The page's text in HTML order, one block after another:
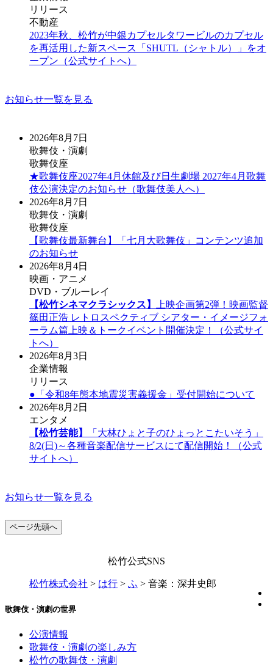
リリース
不動産
2023年秋、松竹が中銀カプセルタワービルのカプセル
を再活用した新スペース「SHUTL（シャトル）」をオ
ープン（公式サイトへ）
お知らせ一覧を見る
2026年8月7日
歌舞伎・演劇
歌舞伎座
★歌舞伎座2027年4月休館及び日生劇場 2027年4月歌舞
伎公演決定のお知らせ（歌舞伎美人へ）
2026年8月7日
歌舞伎・演劇
歌舞伎座
【歌舞伎最新舞台】「七月大歌舞伎」コンテンツ追加
のお知らせ
2026年8月4日
映画・アニメ
DVD・ブルーレイ
【松竹シネマクラシックス】
上映企画第2弾！映画監督
篠田正浩 レトロスペクティブ シアター・イメージフォ
ーラム篇上映＆トークイベント開催決定！（公式サイ
トへ）
2026年8月3日
企業情報
リリース
●「令和8年熊本地震災害義援金」受付開始について
2026年8月2日
エンタメ
【松竹芸能】
「大林ひょと子のひょっとこたいそう」
8/2(日)～各種音楽配信サービスにて配信開始！（公式
サイトへ）
お知らせ一覧を見る
ページ先頭へ
松竹公式SNS
松竹株式会社 > は行 > ふ > 音楽：深井史郎
歌舞伎・演劇の世界
公演情報
歌舞伎・演劇の楽しみ方
松竹の歌舞伎・演劇